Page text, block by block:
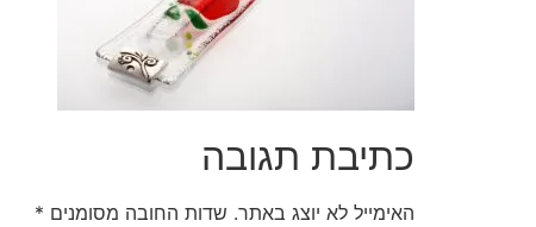
כתיבת תגובה
האימייל לא יוצג באתר. שדות החובה מסומנים *